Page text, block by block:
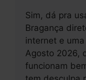
Sim, dá pra
Bragança
internet e
Agosto 2026,
funcionam